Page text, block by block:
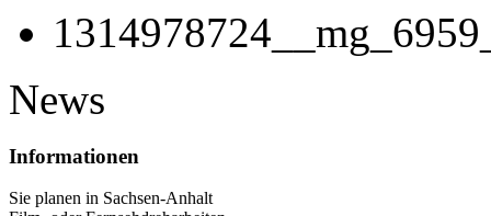
News
Informationen
Sie planen in Sachsen-Anhalt